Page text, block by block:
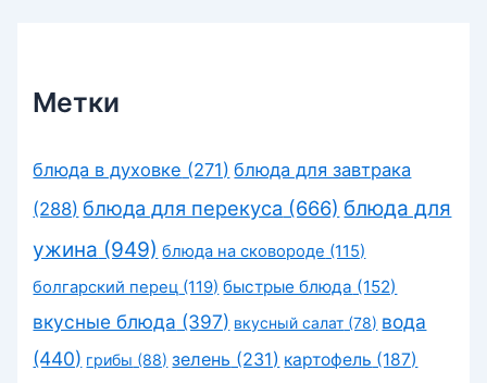
Метки
блюда в духовке (271) блюда для завтрака
(288) блюда для перекуса (666) блюда для
ужина (949) блюда на сковороде (115)
болгарский перец (119) быстрые блюда (152)
вкусные блюда (397) вкусный салат (78) вода
(440) грибы (88) зелень (231) картофель (187)